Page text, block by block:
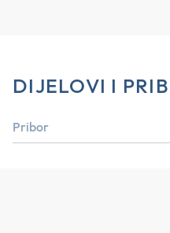
DIJELOVI I
Pribor